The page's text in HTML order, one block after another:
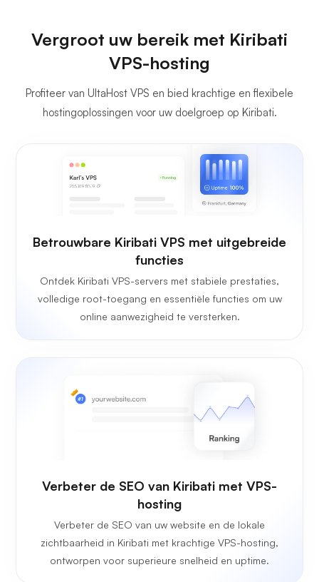
Vergroot uw bereik met Kiribati
VPS-hosting
Profiteer van UltaHost VPS en bied krachtige en flexibele
hostingoplossingen voor uw doelgroep op Kiribati.
Betrouwbare Kiribati VPS met uitgebreide
functies
Ontdek Kiribati VPS-servers met stabiele prestaties,
volledige root-toegang en essentiële functies om uw
online aanwezigheid te versterken.
Verbeter de SEO van Kiribati met VPS-
hosting
Verbeter de SEO van uw website en de lokale
zichtbaarheid in Kiribati met krachtige VPS-hosting,
ontworpen voor superieure snelheid en uptime.